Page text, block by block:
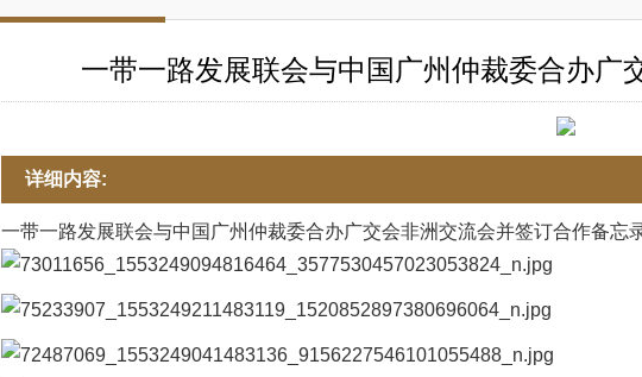
一带一路发展联会与中国广州仲裁委合办广
详细内容:
一带一路发展联会与中国广州仲裁委合办广交会非洲交流会并签订合作备忘